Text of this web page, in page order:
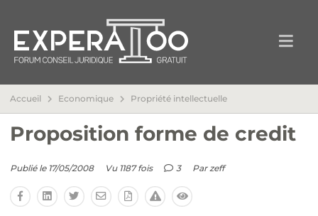
Accueil Economique Propriété intellectuelle
Proposition forme de credit
Publié le 17/05/2008 Vu 1187 fois 3 Parzeff